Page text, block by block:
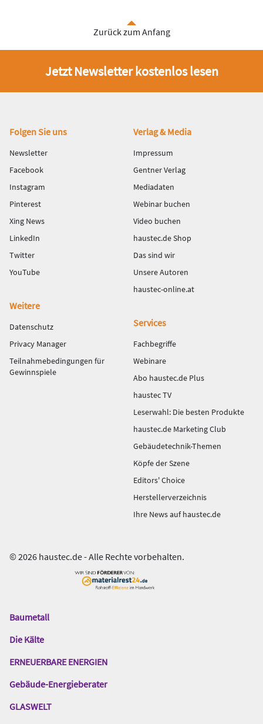
Zurück zum Anfang
Jetzt Newsletter kostenlos lesen
Fußbereich
Folgen Sie uns
Newsletter
Facebook
Instagram
Pinterest
Xing News
LinkedIn
Twitter
YouTube
Verlag & Media
Impressum
Gentner Verlag
Mediadaten
Webinar buchen
Video buchen
haustec.de Shop
Das sind wir
Unsere Autoren
haustec-online.at
Weitere
Datenschutz
Privacy Manager
Teilnahmebedingungen für
Gewinnspiele
Services
Fachbegriffe
Webinare
Abo haustec.de Plus
haustec TV
Leserwahl: Die besten Produkte
haustec.de Marketing Club
Gebäudetechnik-Themen
Köpfe der Szene
Editors' Choice
Herstellerverzeichnis
Ihre News auf haustec.de
© 2026 haustec.de - Alle Rechte vorbehalten.
Das
Gentner
Baumetall
Die Kälte
ERNEUERBARE ENERGIEN
Gebäude-Energieberater
GLASWELT